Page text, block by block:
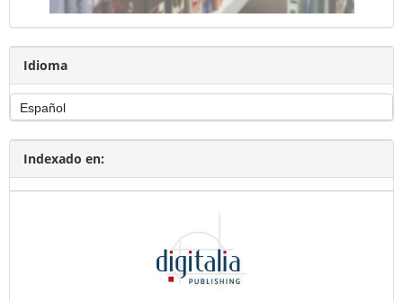
Idioma
Indexado en: